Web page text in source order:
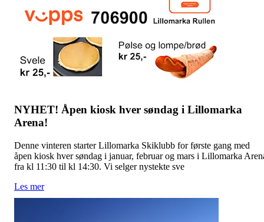
NYHET! Åpen kiosk hver søndag i Lillomarka
Arena!
Denne vinteren starter Lillomarka Skiklubb for første gang med
åpen kiosk hver søndag i januar, februar og mars i Lillomarka
fra kl 11:30 til kl 14:30. Vi selger nystekte sve
Les mer